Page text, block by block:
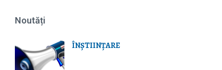
Noutăți
ÎNȘTIINȚARE